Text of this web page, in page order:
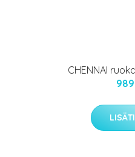
CHENNAI
989